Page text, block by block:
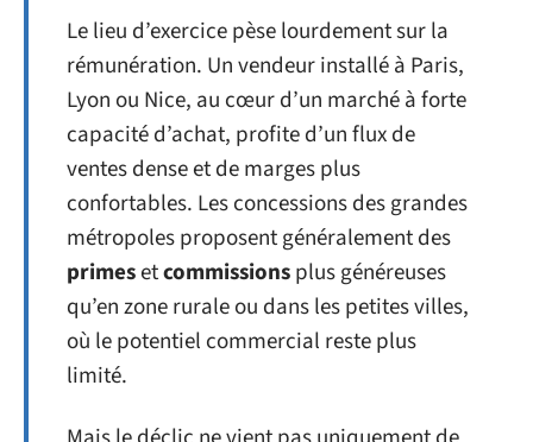
Le lieu d’exercice pèse lourdement sur la
rémunération. Un vendeur installé à Paris,
Lyon ou Nice, au cœur d’un marché à forte
capacité d’achat, profite d’un flux de
ventes dense et de marges plus
confortables. Les concessions des grandes
métropoles proposent généralement des
primesetcommissionsplus généreuses
qu’en zone rurale ou dans les petites villes,
où le potentiel commercial reste plus
limité.